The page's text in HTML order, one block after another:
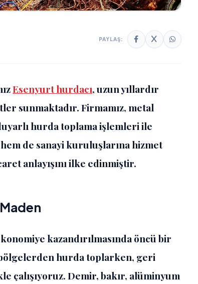
PAYLAŞ:
Esenyurt hurdacı, uzun yıllardır
sunmaktadır. Firmamız, metal
hurda toplama işlemleri ile
de sanayi kuruluşlarına hizmet
anlayışını ilke edinmiştir.
kazandırılmasında öncü bir
hurda toplarken, geri
çalışıyoruz. Demir, bakır, alüminyum